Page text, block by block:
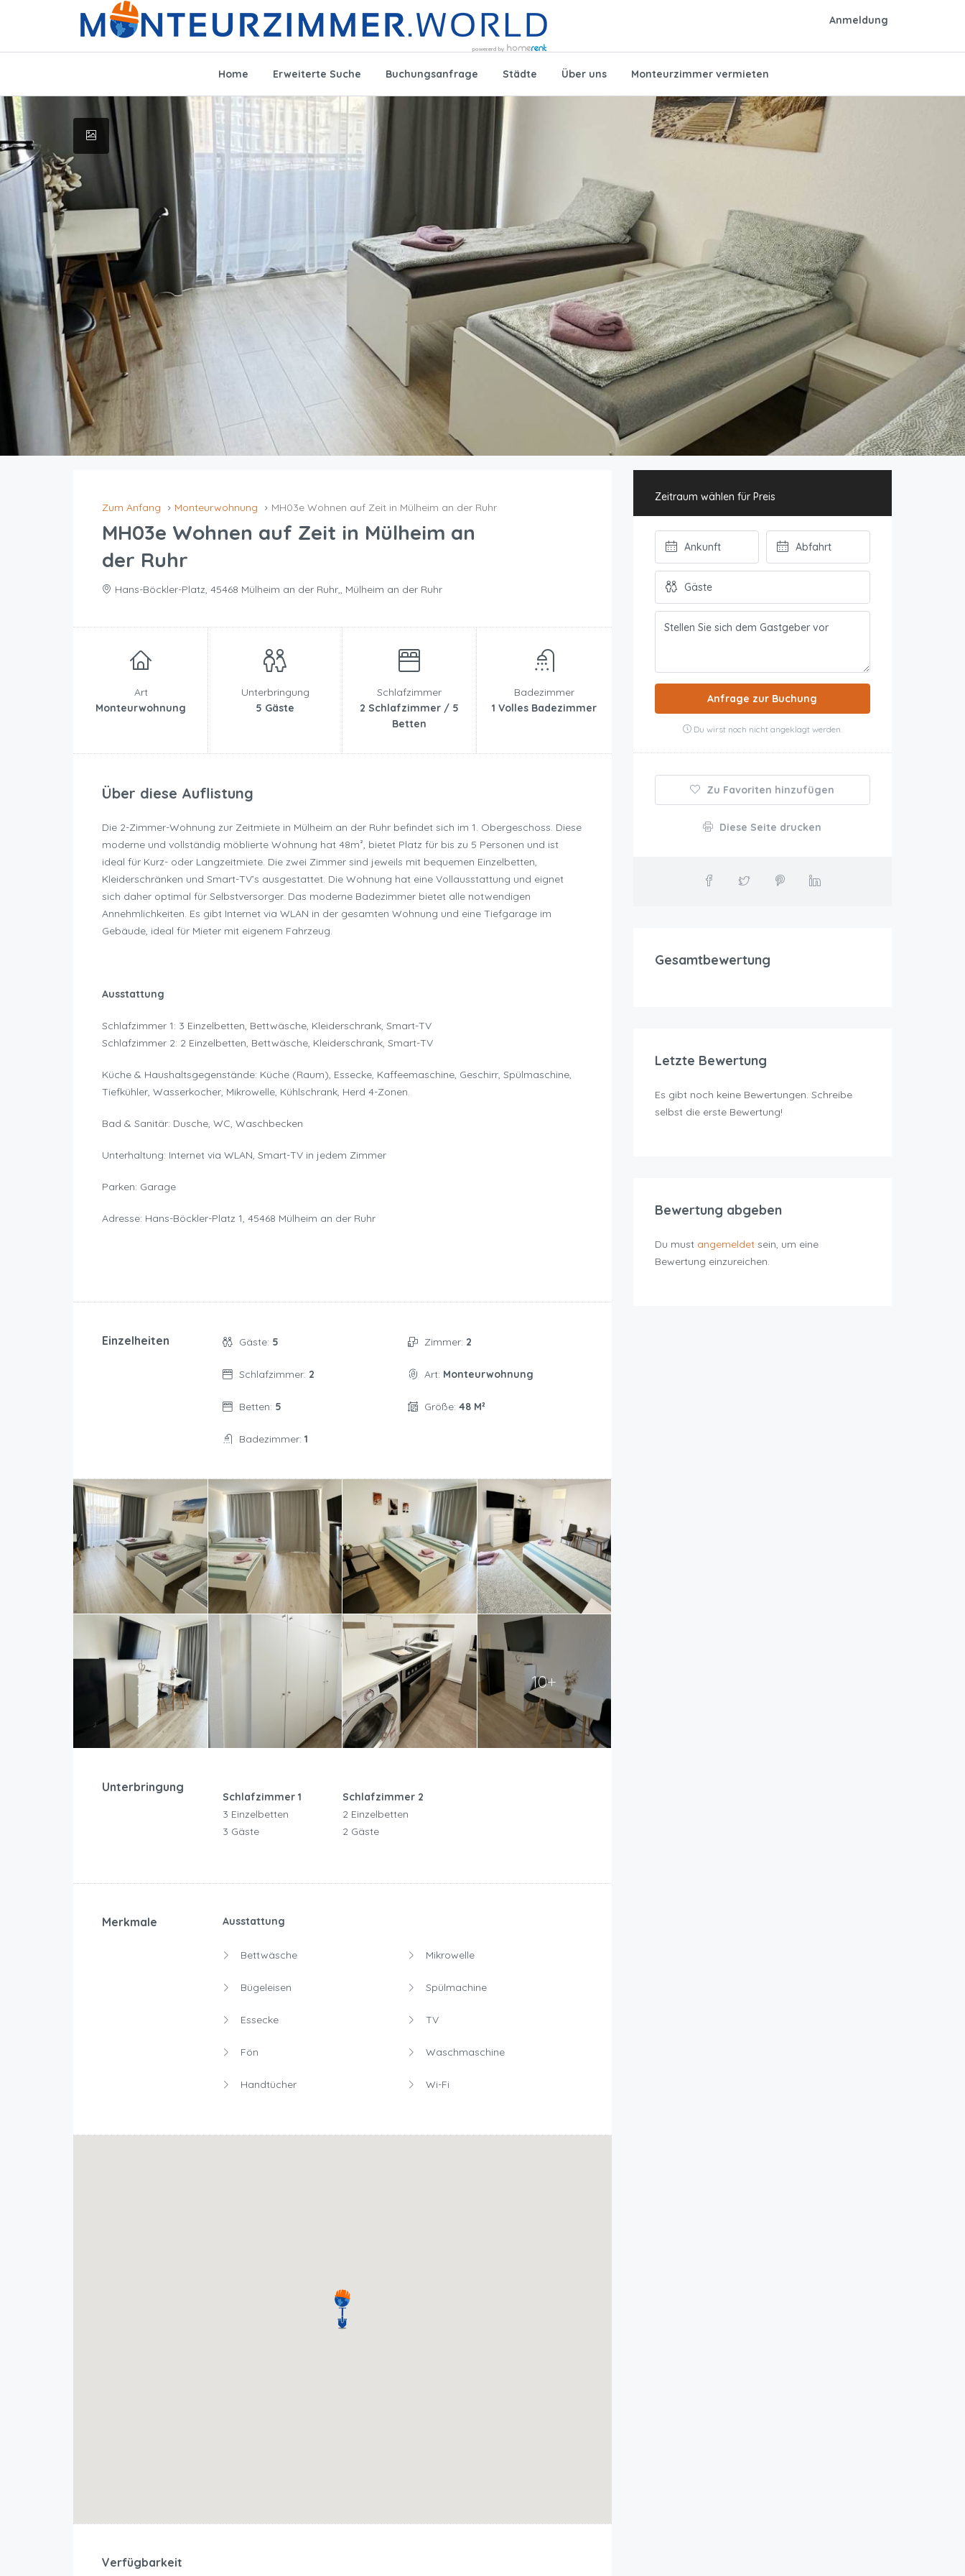
Anmeldung
Home Erweiterte Suche Buchungsanfrage Städte Über uns Monteurzimmer vermieten
Zum Anfang Monteurwohnung MH03e Wohnen auf Zeit in Mülheim an der Ruhr
MH03e Wohnen auf Zeit in Mülheim an
der Ruhr
Hans-Böckler-Platz, 45468 Mülheim an der Ruhr,, Mülheim an der Ruhr
Art
Monteurwohnung
Unterbringung
5 Gäste
Schlafzimmer
2 Schlafzimmer / 5
Betten
Badezimmer
1 Volles Badezimmer
Über diese Auflistung
Die 2-Zimmer-Wohnung zur Zeitmiete in Mülheim an der Ruhr befindet sich im 1. Obergeschoss. Diese
moderne und vollständig möblierte Wohnung hat 48m², bietet Platz für bis zu 5 Personen und ist
ideal für Kurz- oder Langzeitmiete. Die zwei Zimmer sind jeweils mit bequemen Einzelbetten,
Kleiderschränken und Smart-TV’s ausgestattet. Die Wohnung hat eine Vollausstattung und eignet
sich daher optimal für Selbstversorger. Das moderne Badezimmer bietet alle notwendigen
Annehmlichkeiten. Es gibt Internet via WLAN in der gesamten Wohnung und eine Tiefgarage im
Gebäude, ideal für Mieter mit eigenem Fahrzeug.
Ausstattung
Schlafzimmer 1: 3 Einzelbetten, Bettwäsche, Kleiderschrank, Smart-TV
Schlafzimmer 2: 2 Einzelbetten, Bettwäsche, Kleiderschrank, Smart-TV
Küche & Haushaltsgegenstände: Küche (Raum), Essecke, Kaffeemaschine, Geschirr, Spülmaschine,
Tiefkühler, Wasserkocher, Mikrowelle, Kühlschrank, Herd 4-Zonen.
Bad & Sanitär: Dusche, WC, Waschbecken
Unterhaltung: Internet via WLAN, Smart-TV in jedem Zimmer
Parken: Garage
Adresse: Hans-Böckler-Platz 1, 45468 Mülheim an der Ruhr
Einzelheiten Gäste: 5
Schlafzimmer: 2
Betten: 5
Badezimmer: 1
Zimmer: 2
Art: Monteurwohnung
Größe: 48 M²
10+
Unterbringung
Schlafzimmer 1
3 Einzelbetten
3 Gäste
Schlafzimmer 2
2 Einzelbetten
2 Gäste
Merkmale Ausstattung
Bettwäsche
Bügeleisen
Essecke
Fön
Handtücher
Mikrowelle
Spülmachine
TV
Waschmaschine
Wi-Fi
Verfügbarkeit
Zeitraum wählen für Preis
Anfrage zur Buchung
Du wirst noch nicht angeklagt werden.
Zu Favoriten hinzufügen
Diese Seite drucken
Gesamtbewertung
Letzte Bewertung
Es gibt noch keine Bewertungen. Schreibe
selbst die erste Bewertung!
Bewertung abgeben
Du must angemeldet sein, um eine
Bewertung einzureichen.